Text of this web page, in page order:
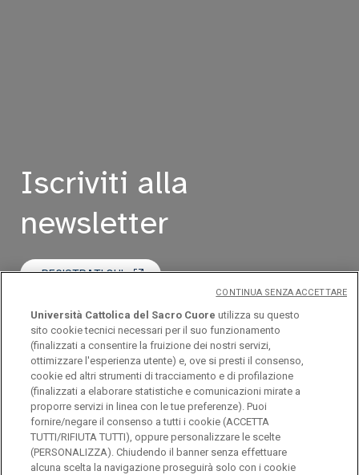
Iscriviti alla
newsletter
REGISTRATI QUI
LEGGI L'ULTIMO NUMERO
Università Cattolica del Sacro Cuore
Università Cattolica del Sacro Cuore utilizza su questo
sito cookie tecnici necessari per il suo funzionamento
(finalizzati a consentire la fruizione dei nostri servizi,
ottimizzare l'esperienza utente) e, ove si presti il consenso,
cookie ed altri strumenti di tracciamento e di profilazione
(finalizzati a elaborare statistiche e comunicazioni mirate a
proporre servizi in linea con le tue preferenze). Puoi
fornire/negare il consenso a tutti i cookie (ACCETTA
TUTTI/RIFIUTA TUTTI), oppure personalizzare le scelte
(PERSONALIZZA). Chiudendo il banner senza effettuare
alcuna scelta la navigazione proseguirà solo con i cookie
CONTINUA SENZA ACCETTARE